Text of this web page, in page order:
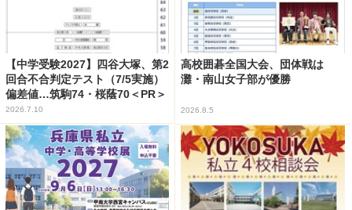
【中学受験2027】四谷大塚、第2
回合不合判定テスト（7/5実施）
偏差値…筑駒74・桜蔭70＜PR＞
2026.7.10
高校囲碁全国大会、団体戦は
灘・南山女子部が優勝
2026.8.5